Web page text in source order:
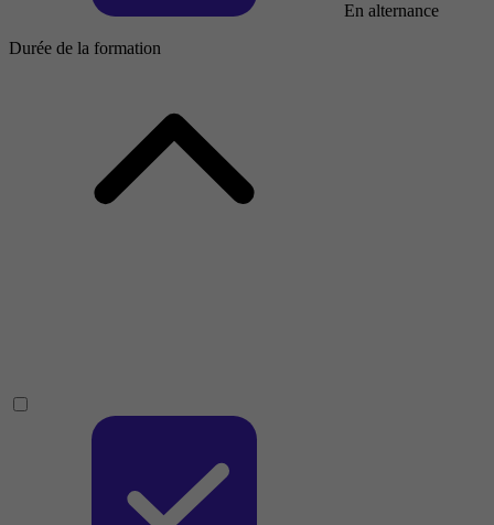
En alternance
Durée de la formation